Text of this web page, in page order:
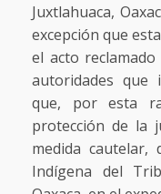
Juxtlahuaca,
excepción que
el acto
autoridades que
que, por esta
protección de la
medida cautelar,
Indígena del